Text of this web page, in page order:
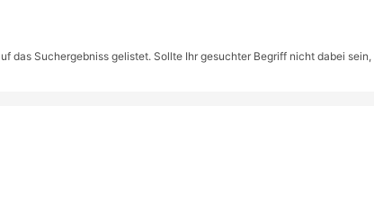
Suchergebniss gelistet. Sollte Ihr gesuchter Begriff nicht dabei